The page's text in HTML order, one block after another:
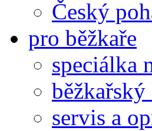
Český
pro běžkaře
speciálka
servis a